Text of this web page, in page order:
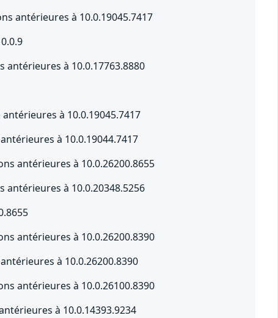
antérieures à 10.0.19045.7417
antérieures à 10.0.17763.8880
à 10.0.19045.7417
à 10.0.19044.7417
antérieures à 10.0.26200.8655
antérieures à 10.0.20348.5256
antérieures à 10.0.26200.8390
à 10.0.26200.8390
antérieures à 10.0.26100.8390
à 10.0.14393.9234